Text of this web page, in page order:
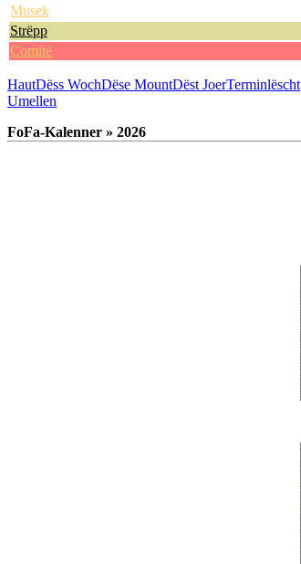
Musek
Strëpp
Comité
HautDëss WochDëse MountDëst JoerTerminlëscht
Umellen
FoFa-Kalenner » 2026